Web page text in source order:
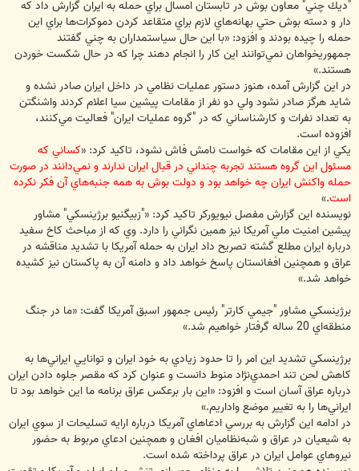
"ديك چني" معاون بوش در تابستان امسال براي حمله به ايران گزارش داد كه
دار و دسته بوش حتي بهانه‌هاي لازم براي متقاعد كردن دموكرات‌ها براي اين
حمله را چيده بودند و افزود: «با اين حال سياستمداران به چني گفتند
جمهوريخواهان نمي‌توانند اين كار را انجام دهند چرا كه در حال شكست خوردن
هستند.»
در اين گزارش آمده، هنوز دستور عمليات نظامي در داخل ايران صادر نشده و
شايد هرگز صادر نشود ولي دو نفر از مقامات پيشين سيا اعلام كردند واشنگتن
به تعداد نفرات و كارشناساني كه در "گروه عمليات ايران" فعاليت مي‌كنند،
افزوده است.
يكي از اين مقامات كه خواست نامش فاش نشود، تاكيد كرد: «كساني كه
مسئول اين گروه هستند تجربه چنداني در قبال ايران ندارند و نمي‌دانند در صورت
حمله واكنش ايران چه خواهد بود و دولت بوش به همه جنبه‌‌هاي آن فكر نكرده
است.»
نويسنده اين گزارش مفصل نيويوركر تاكيد كرد:‌ «"زبيگنيو برژينسكي" مشاور
پيشين امنيت ملي آمريكا نيز همين نگراني را دارد. وي كه از مباحث كاخ سفيد
درباره ايران مطلع گشته تصريح داد ايران به حمله آمريكا با تشديد مناقشه در
عراق و همچنين افغانستان پاسخ خواهد داد و دامنه آن به پاكستان نيز كشيده
خواهد شد.»
برژينسكي مشاور "جيمي كارتر" رئيس جمهور اسبق آمريكا گفت: «ما در جنگ
منطقه‌اي 20 ساله گرفتار خواهيم شد.»
برژينسكي تشديد اين امر را تا حدود زيادي به خود ايران و توانايي ايراني‌ها به
كاهش لحن تند احمدي‌نژاد منوط دانست و عنوان كرد كه مقصر جلوه دادن ايران
درباره عراق آسان است و افزود: «اين بار برعكس عراق برنامه ما اين خواهد بود تا
ايراني‌ها را به تغيير موضع واداريم.»
در ادامه اين گزارش به بررسي ادعاهاي آمريكا درباره ارايه تسليحات از سوي ايران
به شيعيان در عراق و شبه‌نظاميان افغان و همچنين ادعاي مربوط به حضور
نيروهاي عوامل ايران در عراق پرداخته شده است.